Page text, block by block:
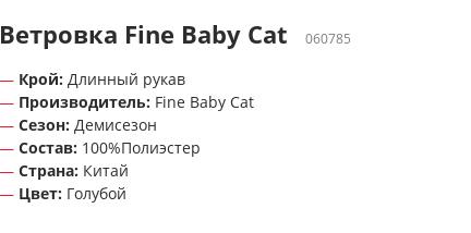
Ветровка Fine Baby Cat 060785
Крой: Длинный рукав
Производитель: Fine Baby Cat
Сезон: Демисезон
Состав: 100%Полиэстер
Страна: Китай
Цвет: Голубой